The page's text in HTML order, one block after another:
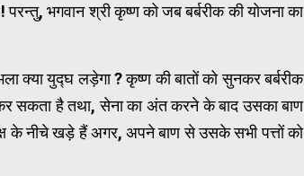
भगवान श्री कृष्ण को जब बर्बरीक की योजना का
क्या युद्घ लड़ेगा ? कृष्ण की बातों को सुनकर बर्बरीक
सकता है तथा, सेना का अंत करने के बाद उसका बाण
के नीचे खड़े हैं अगर, अपने बाण से उसके सभी पत्तों को